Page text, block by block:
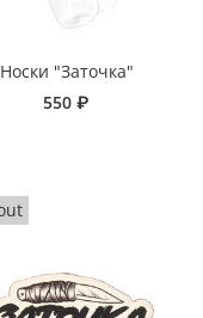
Носки "Заточка"
550 ₽